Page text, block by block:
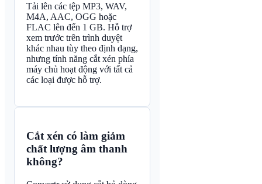
Tải lên các tệp MP3, WAV,
M4A, AAC, OGG hoặc
FLAC lên đến 1 GB. Hỗ trợ
xem trước trên trình duyệt
khác nhau tùy theo định dạng,
nhưng tính năng cắt xén phía
máy chủ hoạt động với tất cả
các loại được hỗ trợ.
Cắt xén có làm giảm
chất lượng âm thanh
không?